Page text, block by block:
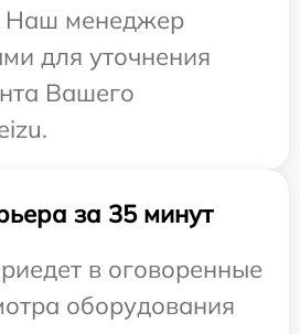
Наш менеджер
для уточнения
Вашего
за 35 минут
в оговоренные
оборудования